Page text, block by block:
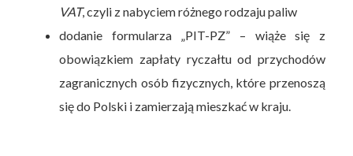
VAT, czyli z nabyciem różnego rodzaju paliw
dodanie formularza „PIT-PZ” – wiąże się z
obowiązkiem zapłaty ryczałtu od przychodów
zagranicznych osób fizycznych, które przenoszą
się do Polski i zamierzają mieszkać w kraju.